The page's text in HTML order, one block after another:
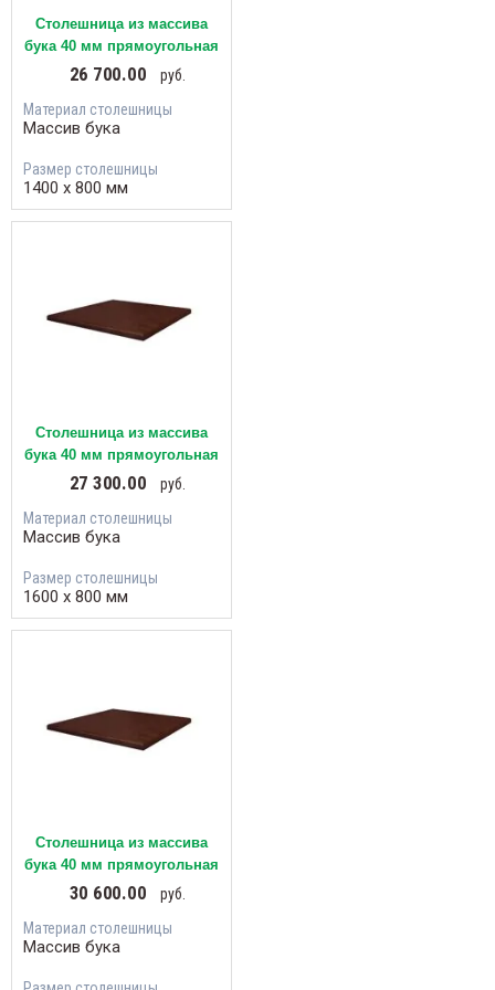
Столешница из массива
бука 40 мм прямоугольная
26 700.00
руб.
Материал столешницы
Массив бука
Размер столешницы
1400 х 800 мм
Столешница из массива
бука 40 мм прямоугольная
27 300.00
руб.
Материал столешницы
Массив бука
Размер столешницы
1600 х 800 мм
Столешница из массива
бука 40 мм прямоугольная
30 600.00
руб.
Материал столешницы
Массив бука